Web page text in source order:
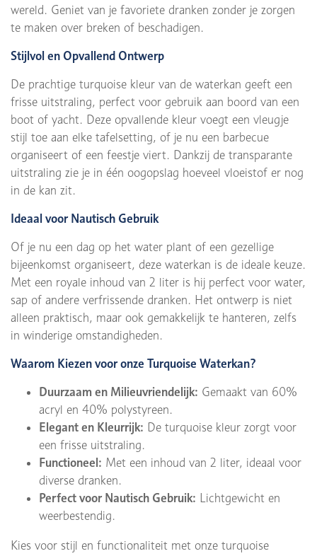
wereld. Geniet van je favoriete dranken zonder je zorgen
te maken over breken of beschadigen.
Stijlvol en Opvallend Ontwerp
De prachtige turquoise kleur van de waterkan geeft een
frisse uitstraling, perfect voor gebruik aan boord van een
boot of yacht. Deze opvallende kleur voegt een vleugje
stijl toe aan elke tafelsetting, of je nu een barbecue
organiseert of een feestje viert. Dankzij de transparante
uitstraling zie je in één oogopslag hoeveel vloeistof er nog
in de kan zit.
Ideaal voor Nautisch Gebruik
Of je nu een dag op het water plant of een gezellige
bijeenkomst organiseert, deze waterkan is de ideale keuze.
Met een royale inhoud van 2 liter is hij perfect voor water,
sap of andere verfrissende dranken. Het ontwerp is niet
alleen praktisch, maar ook gemakkelijk te hanteren, zelfs
in winderige omstandigheden.
Waarom Kiezen voor onze Turquoise Waterkan?
Duurzaam en Milieuvriendelijk: Gemaakt van 60%
acryl en 40% polystyreen.
Elegant en Kleurrijk: De turquoise kleur zorgt voor
een frisse uitstraling.
Functioneel: Met een inhoud van 2 liter, ideaal voor
diverse dranken.
Perfect voor Nautisch Gebruik: Lichtgewicht en
weerbestendig.
Kies voor stijl en functionaliteit met onze turquoise